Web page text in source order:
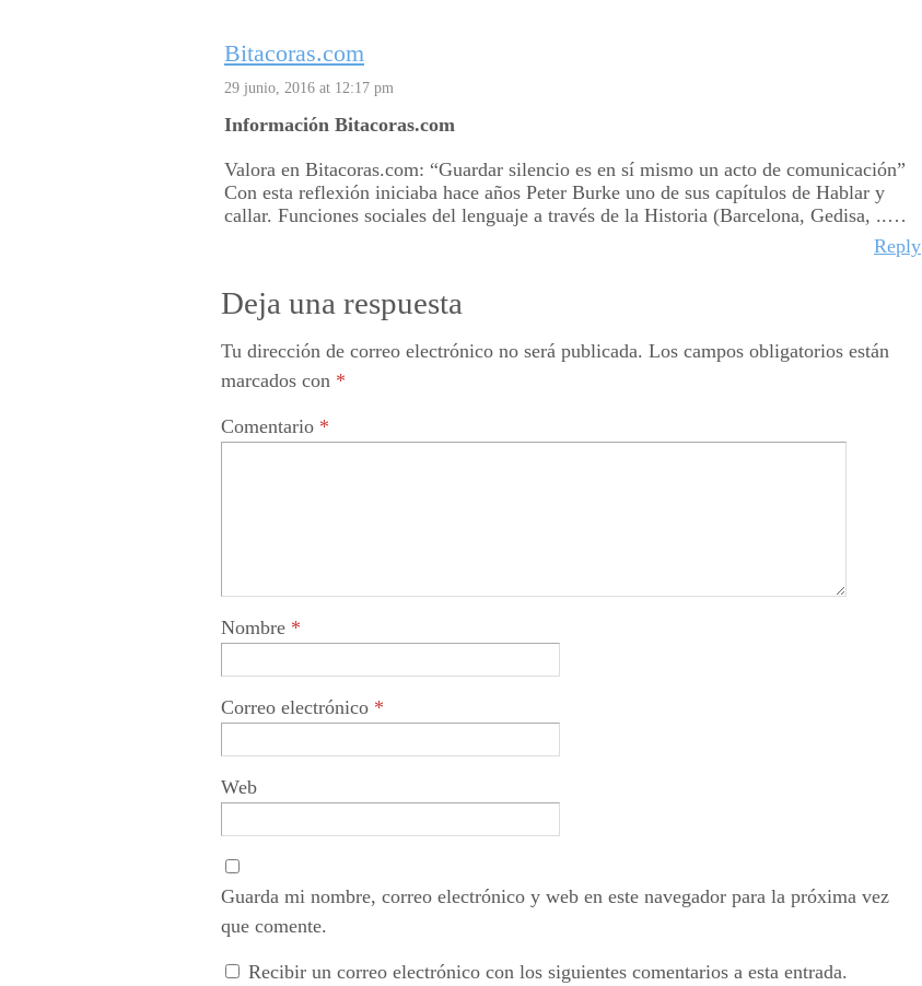
Bitacoras.com
29 junio, 2016 at 12:17 pm
Información Bitacoras.com
Valora en Bitacoras.com: “Guardar silencio es en sí mismo un acto de comunicación”
Con esta reflexión iniciaba hace años Peter Burke uno de sus capítulos de Hablar y
callar. Funciones sociales del lenguaje a través de la Historia (Barcelona, Gedisa, ..…
Reply
Deja una respuesta
Tu dirección de correo electrónico no será publicada. Los campos obligatorios están
marcados con *
Comentario *
Nombre *
Correo electrónico *
Web
Guarda mi nombre, correo electrónico y web en este navegador para la próxima vez
que comente.
Recibir un correo electrónico con los siguientes comentarios a esta entrada.